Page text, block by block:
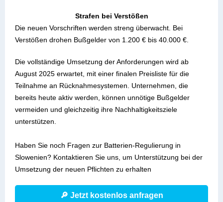
Strafen bei Verstößen
Die neuen Vorschriften werden streng überwacht. Bei
Verstößen drohen Bußgelder von 1.200 € bis 40.000 €.
Die vollständige Umsetzung der Anforderungen wird ab
August 2025 erwartet, mit einer finalen Preisliste für die
Teilnahme an Rücknahmesystemen. Unternehmen, die
bereits heute aktiv werden, können unnötige Bußgelder
vermeiden und gleichzeitig ihre Nachhaltigkeitsziele
unterstützen.
Haben Sie noch Fragen zur Batterien-Regulierung in
Slowenien? Kontaktieren Sie uns, um Unterstützung bei der
Umsetzung der neuen Pflichten zu erhalten
🔎 Jetzt kostenlos anfragen